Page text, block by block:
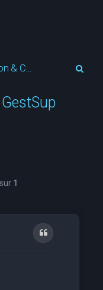
Installation & Configuration
avancée
sur 1
Citation